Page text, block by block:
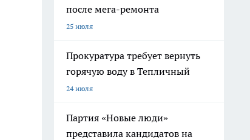
после мега-ремонта
25 июля
Прокуратура требует вернуть
горячую воду в Тепличный
24 июля
Партия «Новые люди»
представила кандидатов на